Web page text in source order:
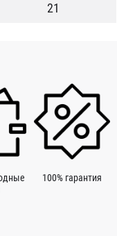
21
100% гарантия